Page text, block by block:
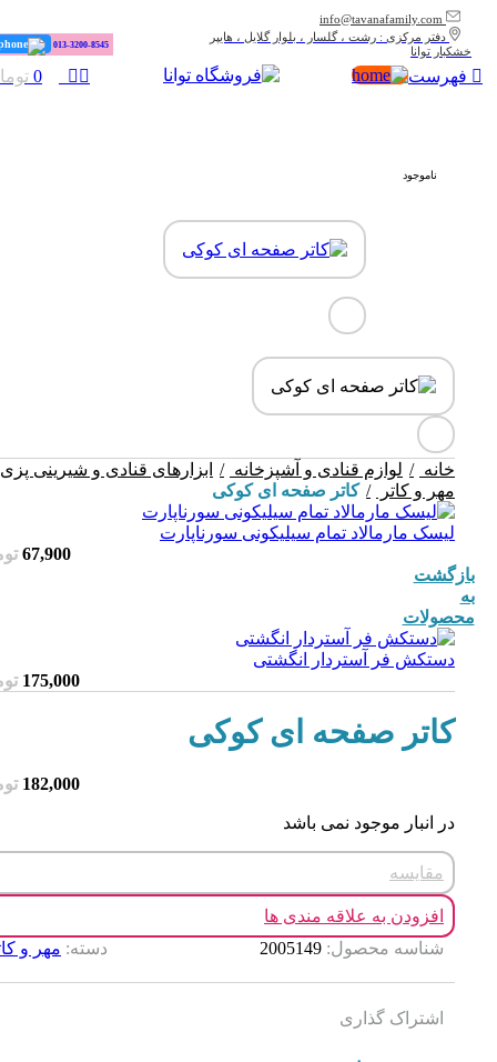
دفتر مرکزی : رشت ، گلسار ، بلوار گلایل ، هایپر
خشکبار توانا
013-3200-8545
فهرست 0
ناموجود
خانه لوازم قنادی و آشپزخانه
ابزارهای قنادی و شیرینی
مهر و کاتر
کاتر صفحه ای کوکی
لیسک مارمالاد تمام سیلیکونی سورناپارت
67,900
بازگشت
به
محصولات
دستکش فر آستردار انگشتی
175,000
کاتر صفحه ای کوکی
182,000
در انبار موجود نمی باشد
مقایسه
افزودن به علاقه مندی ها
شناسه محصول: 2005149 دسته: مهر و
اشتراک گذاری
سایت در حال بروزرسانی است. از شکیبایی شما سپاسگزاریم.